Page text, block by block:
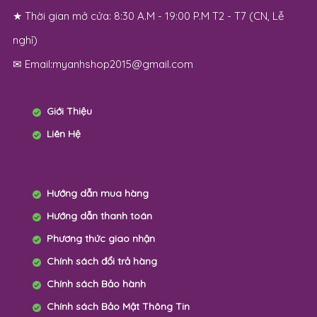
★ Thời gian mở cửa: 8:30 A.M - 19:00 P.M T2 - T7 (CN, Lễ
nghỉ)
✉ Email:myanhshop2015@gmail.com
Giới Thiệu
Liên Hệ
Hướng dẫn mua hàng
Hướng dẫn thanh toán
Phương thức giao nhận
Chính sách đổi trả hàng
Chính sách Bảo hành
Chính sách Bảo Mật Thông Tin